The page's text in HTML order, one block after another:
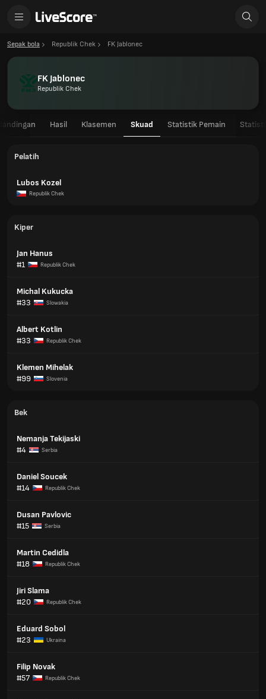
Sepak bola Republik Chek FK Jablonec
FK Jablonec
Republik Chek
Hasil Klasemen Skuad Statistik Pemain
Pelatih
Lubos Kozel
Republik Chek
Kiper
Jan Hanus
#1
Republik Chek
Michal Kukucka
#33
Slowakia
Albert Kotlin
#33
Republik Chek
Klemen Mihelak
#99
Slovenia
Bek
Nemanja Tekijaski
#4
Serbia
Daniel Soucek
#14
Republik Chek
Dusan Pavlovic
#15
Serbia
Martin Cedidla
#18
Republik Chek
Jiri Slama
#20
Republik Chek
Eduard Sobol
#23
Ukraina
Filip Novak
#57
Republik Chek